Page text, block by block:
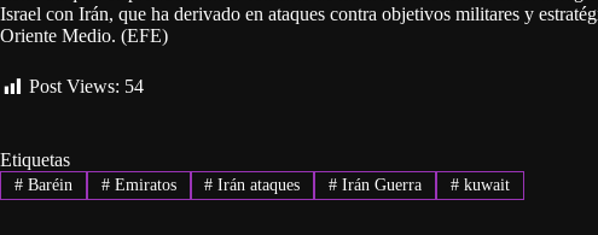
Israel con Irán, que ha derivado en ataques contra objetivos militares y
Oriente Medio. (EFE)
Post Views: 54
Etiquetas
#Baréin #Emiratos # Irán ataques # Irán Guerra # kuwait